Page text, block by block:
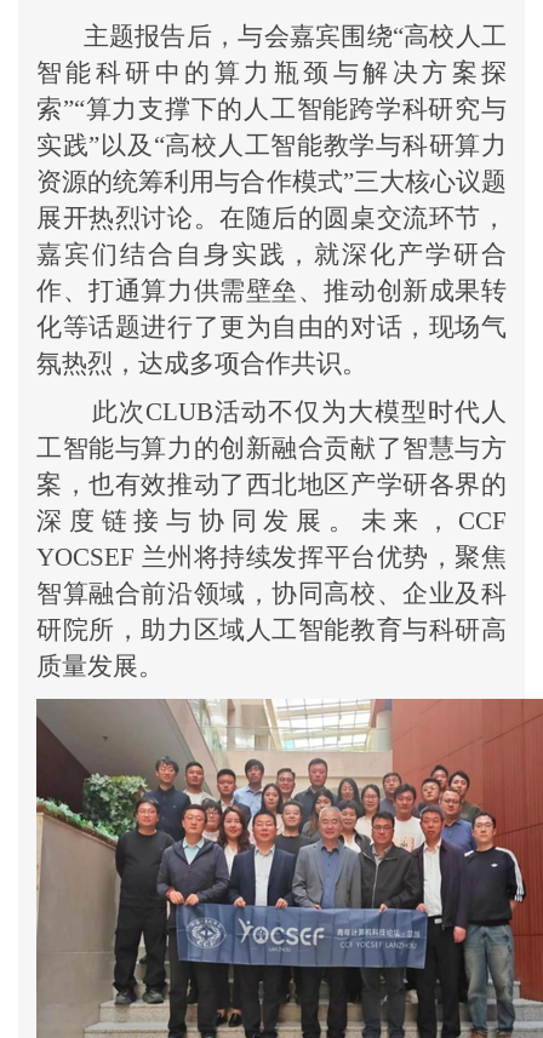
主题报告后，与会嘉宾围绕“高校人工
智能科研中的算力瓶颈与解决方案探
索”“算力支撑下的人工智能跨学科研究与
实践”以及“高校人工智能教学与科研算力
资源的统筹利用与合作模式”三大核心议题
展开热烈讨论。在随后的圆桌交流环节，
嘉宾们结合自身实践，就深化产学研合
作、打通算力供需壁垒、推动创新成果转
化等话题进行了更为自由的对话，现场气
氛热烈，达成多项合作共识。
此次CLUB活动不仅为大模型时代人
工智能与算力的创新融合贡献了智慧与方
案，也有效推动了西北地区产学研各界的
深度链接与协同发展 。未来， CCF
YOCSEF 兰州将持续发挥平台优势，聚焦
智算融合前沿领域，协同高校、企业及科
研院所，助力区域人工智能教育与科研高
质量发展。